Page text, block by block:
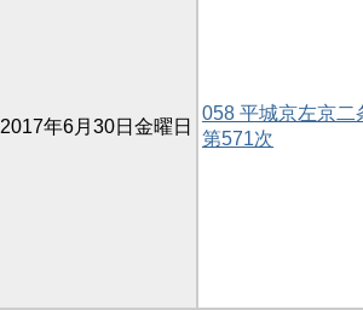
2017年6月30日金曜日
058 平城京左京二
第571次